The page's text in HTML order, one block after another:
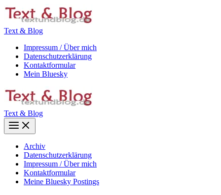
Zum
Inhalt
Text & Blog
Impressum / Über mich
Datenschutzerklärung
Kontaktformular
Mein Bluesky
Text & Blog
Main
Menu
Archiv
Datenschutzerklärung
Impressum / Über mich
Kontaktformular
Meine Bluesky Postings